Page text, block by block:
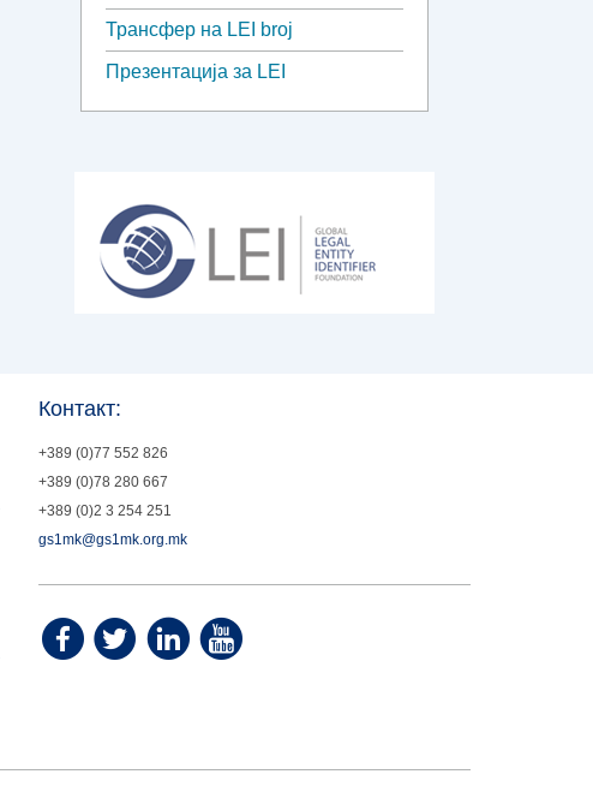
Трансфер на LEI broj
Презентација за LEI
Контакт:
+389 (0)77 552 826
+389 (0)78 280 667
+389 (0)2 3 254 251
gs1mk@gs1mk.org.mk